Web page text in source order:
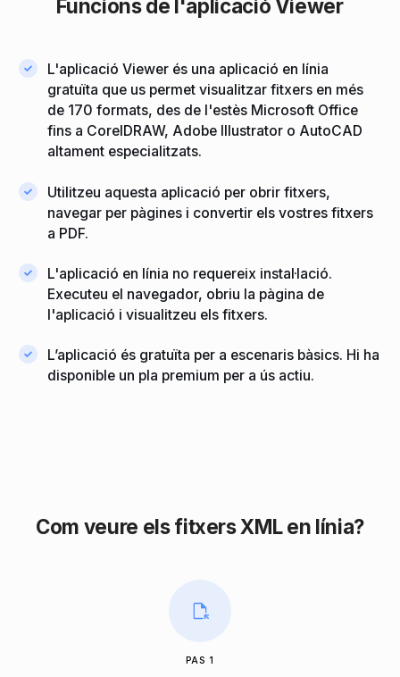
Funcions de l'aplicació Viewer
L'aplicació Viewer és una aplicació en línia
gratuïta que us permet visualitzar fitxers en més
de 170 formats, des de l'estès Microsoft Office
fins a CorelDRAW, Adobe Illustrator o AutoCAD
altament especialitzats.
Utilitzeu aquesta aplicació per obrir fitxers,
navegar per pàgines i convertir els vostres fitxers
a PDF.
L'aplicació en línia no requereix instal·lació.
Executeu el navegador, obriu la pàgina de
l'aplicació i visualitzeu els fitxers.
L’aplicació és gratuïta per a escenaris bàsics. Hi ha
disponible un pla premium per a ús actiu.
Com veure els fitxers XML en línia?
PAS 1